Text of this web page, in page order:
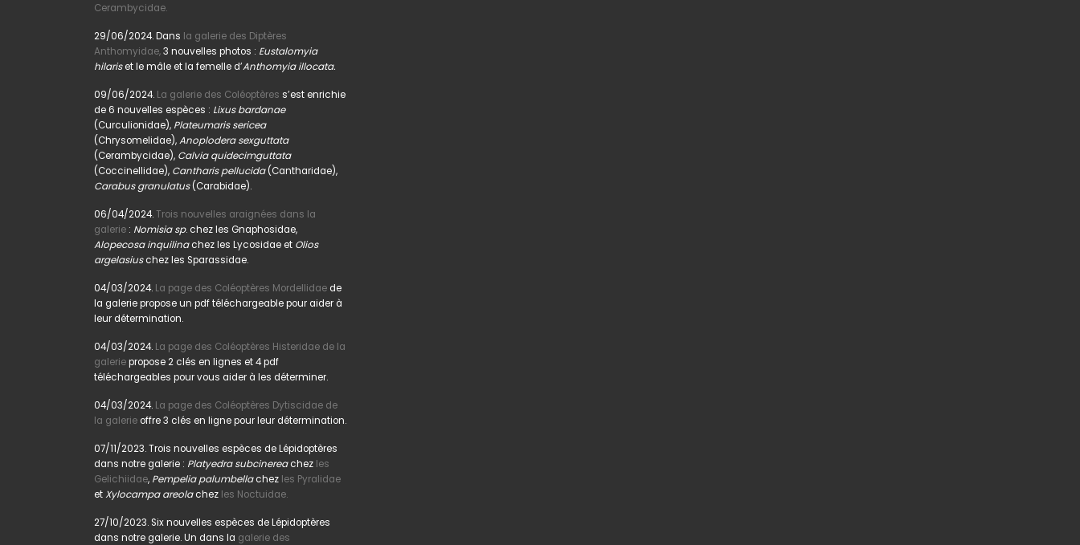
Cerambycidae.
29/06/2024. Dans la galerie des Diptères
Anthomyidae,3 nouvelles photos : Eustalomyia
hilariset le mâle et la femelle d’Anthomyia illocata.
09/06/2024. La galerie des Coléoptères s’est enrichie
de 6 nouvelles espèces : Lixus bardanae
(Curculionidae), Plateumaris sericea
(Chrysomelidae),Anoplodera sexguttata
(Cerambycidae), Calvia quidecimguttata
(Coccinellidae), Cantharis pellucida(Cantharidae),
Carabus granulatus(Carabidae).
06/04/2024.Trois nouvelles araignées dans la
galerie : Nomisia sp. chez les Gnaphosidae,
Alopecosa inquilinachez les Lycosidae et Olios
argelasiuschez les Sparassidae.
04/03/2024. La page des Coléoptères Mordellidaede
la galerie propose un pdf téléchargeable pour aider à
leur détermination.
04/03/2024. La page des Coléoptères Histeridae de la
galeriepropose 2 clés en lignes et 4 pdf
téléchargeables pour vous aider à les déterminer.
04/03/2024. La page des Coléoptères Dytiscidae de
la galerie offre 3 clés en ligne pour leur détermination.
07/11/2023. Trois nouvelles espèces de Lépidoptères
dans notre galerie : Platyedra subcinereachez les
Gelichiidae, Pempelia palumbellachez les Pyralidae
etXylocampa areolachez les Noctuidae.
27/10/2023. Six nouvelles espèces de Lépidoptères
dans notre galerie. Un dans la galerie des